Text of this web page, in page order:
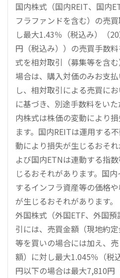
国内株式（国内REIT、国内
フラファンドを含む）の売
し最大1.43％（税込み）（
円（税込み））の売買手数
式を相対取引（募集等を含
場合は、購入対価のみお支
し、相対取引による売買に
に基づき、別途手数料をい
内株式は株価の変動により
ます。国内REITは運用する
動により損失が生じるおそ
よび国内ETNは連動する指
じるおそれがあります。国
するインフラ資産等の価格
が生じるおそれがあります。
外国株式（外国ETF、外国
引には、売買金額（現地約
等を買いの場合には加え、
額）に対し最大1.045％（税
円以下の場合は最大7,810円